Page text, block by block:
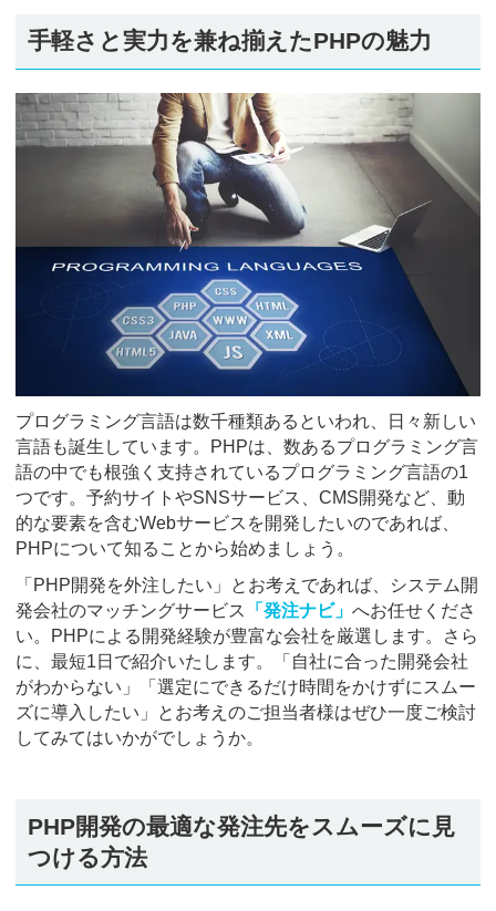
手軽さと実力を兼ね揃えたPHPの魅力
プログラミング言語は数千種類あるといわれ、日々新しい
言語も誕生しています。PHPは、数あるプログラミング言
語の中でも根強く支持されているプログラミング言語の1
つです。予約サイトやSNSサービス、CMS開発など、動
的な要素を含むWebサービスを開発したいのであれば、
PHPについて知ることから始めましょう。
「PHP開発を外注したい」とお考えであれば、システム開
発会社のマッチングサービス
「発注ナビ」 へお任せくださ
い。PHPによる開発経験が豊富な会社を厳選します。さら
に、最短1日で紹介いたします。「自社に合った開発会社
がわからない」「選定にできるだけ時間をかけずにスムー
ズに導入したい」とお考えのご担当者様はぜひ一度ご検討
してみてはいかがでしょうか。
PHP開発の最適な発注先をスムーズに見
つける方法